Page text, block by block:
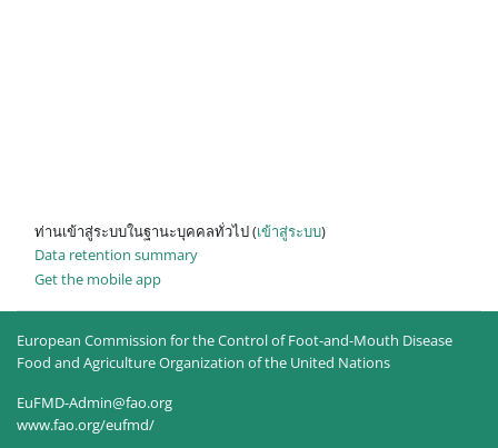
ท่านเข้าสู่ระบบในฐานะบุคคลทั่วไป (เข้าสู่ระบบ)
Data retention summary
Get the mobile app
European Commission for the Control of Foot-and-Mouth Disease
Food and Agriculture Organization of the United Nations
EuFMD-Admin@fao.org
www.fao.org/eufmd/